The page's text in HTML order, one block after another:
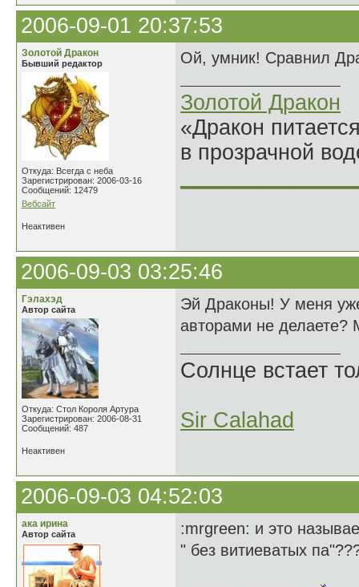
2006-09-01 20:37:53
Золотой Дракон
Бывший редактор
Откуда: Всегда с неба
Зарегистрирован: 2006-03-16
Сообщений: 12479
Вебсайт
Ой, умник! Сравнил
Золотой Дракон
«Дракон
в прозрачной
Неактивен
2006-09-03 03:25:46
Гэлахэд
Автор сайта
Откуда: Стол Короля Артура
Зарегистрирован: 2006-08-31
Сообщений: 487
Эй Драконы! У меня
авторами не делаете?
Солнце встает
Sir Calahad
Неактивен
2006-09-03 04:52:03
ака ирина
Автор сайта
:mrgreen: и это
" без витиеватых